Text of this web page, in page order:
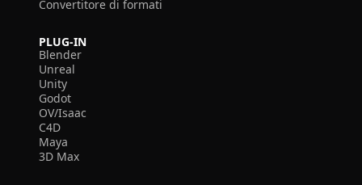
Convertitore di formati
PLUG-IN
Blender
Unreal
Unity
Godot
OV/Isaac
C4D
Maya
3D Max